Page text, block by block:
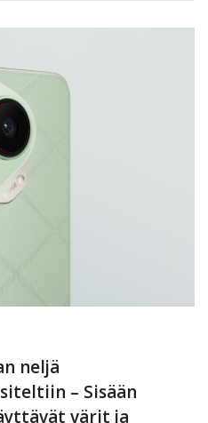
neljä
– Sisään
värit ja